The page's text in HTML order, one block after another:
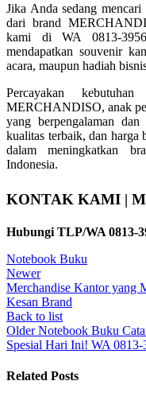
Jika Anda sedang
dari brand
kami di WA 0813-
mendapatkan souvenir
acara, maupun hadiah
Percayakan
MERCHANDISO, anak
yang berpengalaman
kualitas terbaik, dan harga
dalam meningkatkan
Indonesia.
KONTAK KAMI |
Hubungi TLP/WA 0813-
Notebook Buku
Newer
Merchandise Kantor yang
Kesan Brand
Back to list
Older Notebook Buku
Spesial Hari Ini! WA 0813-
Related Posts